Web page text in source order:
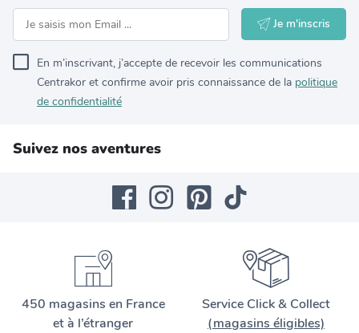
Je m'inscris
En m’inscrivant, j’accepte de recevoir les communications
Centrakor et confirme avoir pris connaissance de la politique
de confidentialité
Suivez nos aventures
450 magasins en France
et à l’étranger
Service Click & Collect
(magasins éligibles)